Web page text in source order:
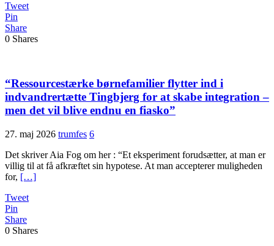
Tweet
Pin
Share
0 Shares
“Ressourcestærke børnefamilier flytter ind i
indvandrertætte Tingbjerg for at skabe integration –
men det vil blive endnu en fiasko”
27. maj 2026 trumfes 6
Det skriver Aia Fog om her : “Et eksperiment forudsætter, at man er
villig til at få afkræftet sin hypotese. At man accepterer muligheden
for, […]
Tweet
Pin
Share
0 Shares